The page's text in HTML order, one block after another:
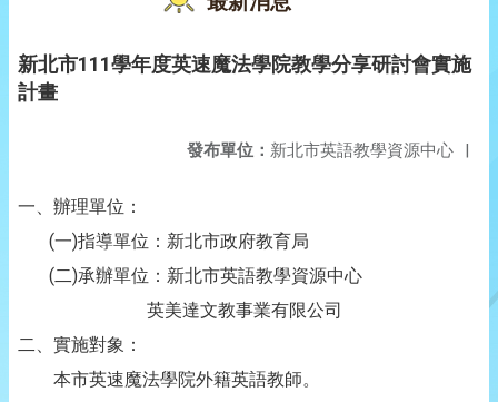
新北市111學年度英速魔法學院教學分享研討會實施
計畫
發布單位： 新北市英語教學資源中心 |
一、辦理單位：
(一)指導單位：新北市政府教育局
(二)承辦單位：新北市英語教學資源中心
英美達文教事業有限公司
二、實施對象：
本市英速魔法學院外籍英語教師。